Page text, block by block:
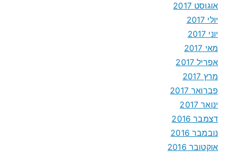
אוגוסט 2017
יולי 2017
יוני 2017
מאי 2017
אפריל 2017
מרץ 2017
פברואר 2017
ינואר 2017
דצמבר 2016
נובמבר 2016
אוקטובר 2016